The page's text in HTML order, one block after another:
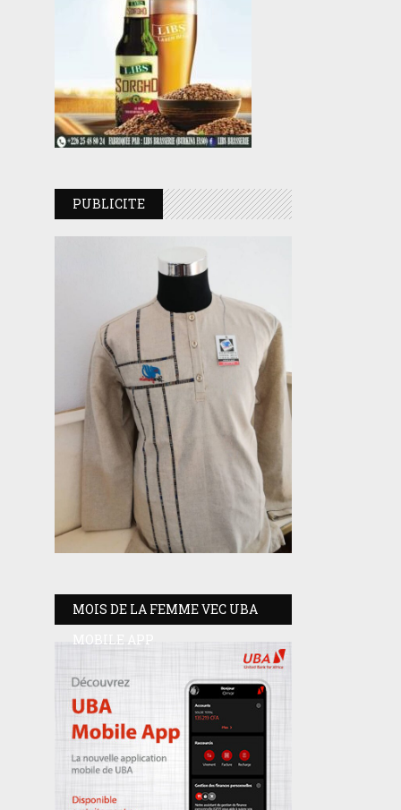
PUBLICITE
MOIS DE LA FEMME VEC UBA
MOBILE APP